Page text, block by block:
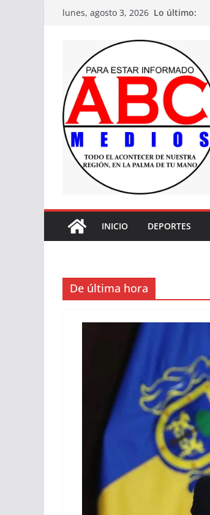
Saltarlunes, agosto 3, 2026 Lo último:
INICIO DEPORTES
De última hora